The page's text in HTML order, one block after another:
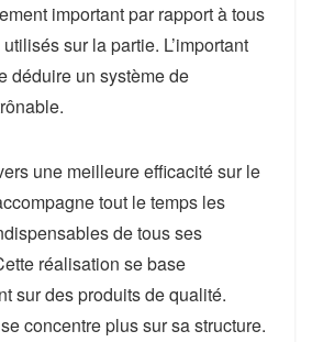
important par rapport à tous
sur la partie. L’important
déduire un système de
une meilleure efficacité sur le
tout le temps les
de tous ses
réalisation se base
sur des produits de qualité.
concentre plus sur sa structure.